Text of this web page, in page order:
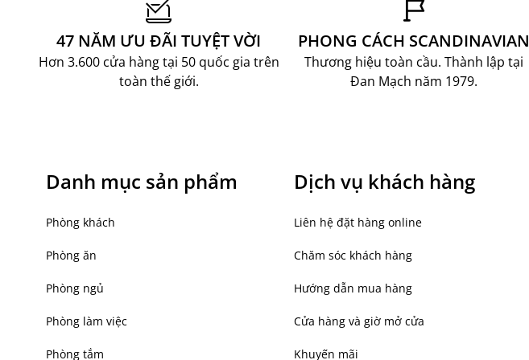
An toàn hơn so với nến truyền thống, không có lửa thật
Không tạo khói hoặc mùi cháy
Dễ dàng bật/tắt và thay pin khi cần
Phụ kiện decor an toàn và tiện dụng cho không gian sống
47 NĂM ƯU ĐÃI TUYỆT VỜI
Hơn 3.600 cửa hàng tại 50 quốc gia trên
toàn thế giới.
PHONG CÁCH SCANDINAVIAN
Thương hiệu toàn cầu. Thành lập tại
Đan Mạch năm 1979.
Danh mục sản phẩm
Phòng khách
Phòng ăn
Phòng ngủ
Phòng làm việc
Phòng tắm
Dịch vụ khách hàng
Liên hệ đặt hàng online
Chăm sóc khách hàng
Hướng dẫn mua hàng
Cửa hàng và giờ mở cửa
Khuyến mãi